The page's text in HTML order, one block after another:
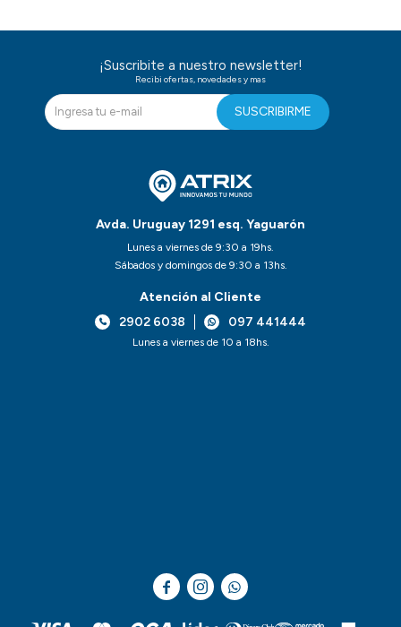
Avda. Uruguay 1291 esq. Yaguarón
Lunes a viernes de 9:30 a 19hs.
Sábados y domingos de 9:30 a 13hs.
Atención al Cliente
2902 6038
097 441444
Lunes a viernes de 10 a 18hs.
¡Suscribite a nuestro newsletter!
Recibi ofertas, novedades y mas
SUSCRIBIRME
  